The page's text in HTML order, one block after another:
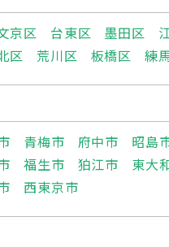
京区 台東区 墨田区
区 荒川区 板橋区 練
青梅市 府中市 昭島
福生市 狛江市 東大
西東京市